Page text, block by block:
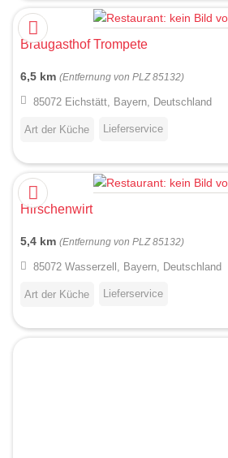
Braugasthof Trompete
6,5 km (Entfernung von PLZ 85132)
85072 Eichstätt, Bayern, Deutschland
Art der Küche Lieferservice
Hirschenwirt
5,4 km (Entfernung von PLZ 85132)
85072 Wasserzell, Bayern, Deutschland
Art der Küche Lieferservice